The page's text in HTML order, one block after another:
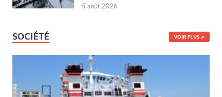
5 août 2026
SOCIÉTÉ VOIR PLUS